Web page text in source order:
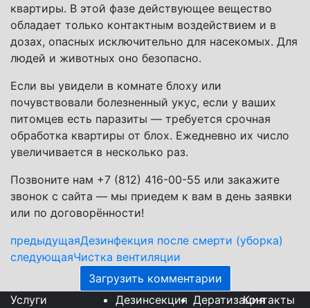
квартиры. В этой фазе действующее вещество
обладает только контактным воздействием и в
дозах, опасных исключительно для насекомых. Для
людей и животных оно безопасно.
Если вы увидели в комнате блоху или
почувствовали болезненный укус, если у ваших
питомцев есть паразиты — требуется срочная
обработка квартиры от блох. Ежедневно их число
увеличивается в несколько раз.
Позвоните нам +7 (812) 416-00-55 или закажите
звонок с сайта — мы приедем к вам в день заявки
или по договорённости!
предыдущаяДезинфекция после смерти (уборка)
следующаяЧистка вентиляции
Загрузить комментарии
Услуги
Дезинсекция ДератизацияКонтакты